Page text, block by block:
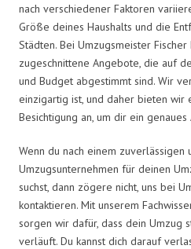
nach verschiedener Faktoren
Größe deines Haushalts und die
Städten. Bei Umzugsmeister
zugeschnittene Angebote, die auf
und Budget abgestimmt sind. Wir
einzigartig ist, und daher bieten wir
Besichtigung an, um dir ein
Wenn du nach einem zuverlässigen
Umzugsunternehmen für deinen
suchst, dann zögere nicht, uns bei
kontaktieren. Mit unserem
sorgen wir dafür, dass dein Umzug
verläuft. Du kannst dich darauf